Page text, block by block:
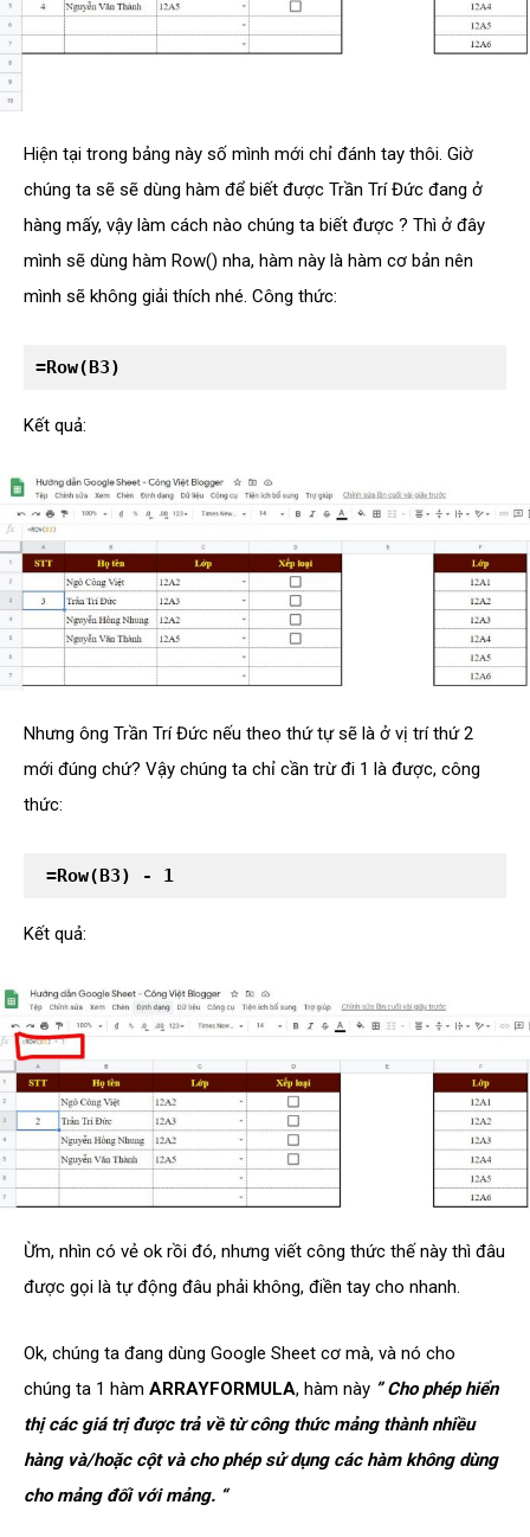
Hiện tại trong bảng này số mình mới chỉ đánh tay thôi. Giờ
chúng ta sẽ sẽ dùng hàm để biết được Trần Trí Đức đang ở
hàng mấy, vậy làm cách nào chúng ta biết được ? Thì ở đây
mình sẽ dùng hàm Row() nha, hàm này là hàm cơ bản nên
mình sẽ không giải thích nhé. Công thức:
=Row(B3)
Kết quả:
Nhưng ông Trần Trí Đức nếu theo thứ tự sẽ là ở vị trí thứ 2
mới đúng chứ? Vậy chúng ta chỉ cần trừ đi 1 là được, công
thức:
=Row(B3) - 1
Kết quả:
Ừm, nhìn có vẻ ok rồi đó, nhưng viết công thức thế này thì đâu
được gọi là tự động đâu phải không, điền tay cho nhanh.
Ok, chúng ta đang dùng Google Sheet cơ mà, và nó cho
chúng ta 1 hàm ARRAYFORMULA, hàm này ” Cho phép hiển
thị các giá trị được trả về từ công thức mảng thành nhiều
hàng và/hoặc cột và cho phép sử dụng các hàm không dùng
cho mảng đối với mảng. “